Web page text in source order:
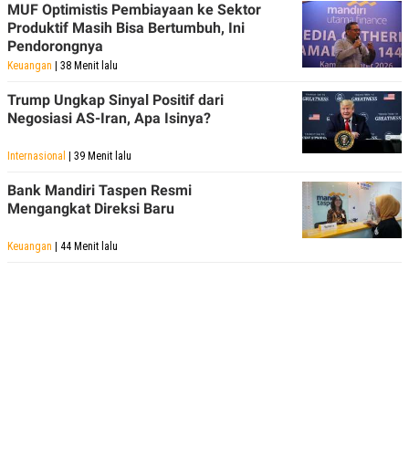
MUF Optimistis Pembiayaan ke Sektor
Produktif Masih Bisa Bertumbuh, Ini
Pendorongnya
Keuangan | 38 Menit lalu
Trump Ungkap Sinyal Positif dari
Negosiasi AS-Iran, Apa Isinya?
Internasional | 39 Menit lalu
Bank Mandiri Taspen Resmi
Mengangkat Direksi Baru
Keuangan | 44 Menit lalu